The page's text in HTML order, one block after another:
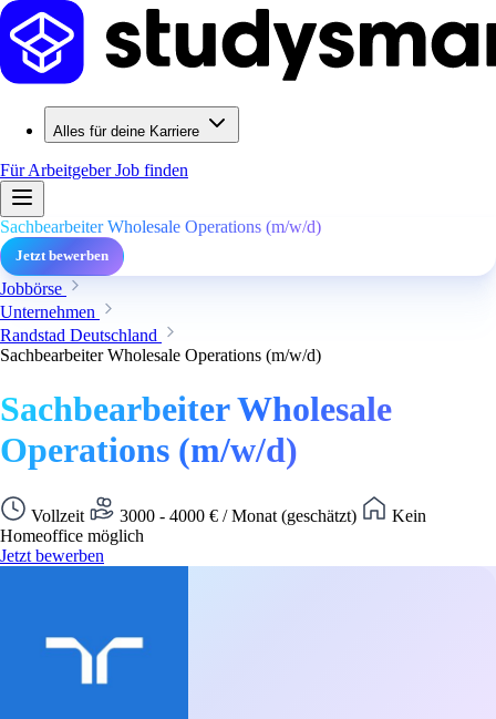
Alles für deine Karriere
Für ArbeitgeberJob finden
Sachbearbeiter Wholesale Operations (m/w/d)
Jetzt bewerben
Jobbörse
Unternehmen
Randstad Deutschland
Sachbearbeiter Wholesale Operations (m/w/d)
Sachbearbeiter Wholesale
Operations (m/w/d)
Vollzeit 3000 - 4000 € / Monat (geschätzt)
Kein
Homeoffice möglich
Jetzt bewerben